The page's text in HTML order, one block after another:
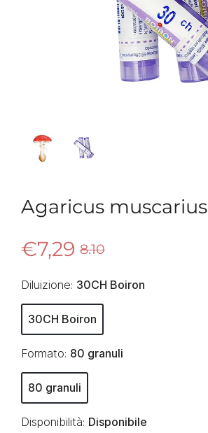
Agaricus muscarius
€7,29 8.10
Diluizione: 30CH Boiron
30CH Boiron
Formato: 80 granuli
80 granuli
Disponibilità: Disponibile